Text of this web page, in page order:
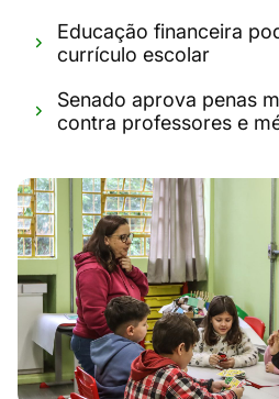
Educação financeira
currículo escolar
Senado aprova penas
contra professores e